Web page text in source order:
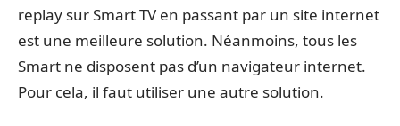
replay sur Smart TV en passant par un site internet
est une meilleure solution. Néanmoins, tous les
Smart ne disposent pas d’un navigateur internet.
Pour cela, il faut utiliser une autre solution.